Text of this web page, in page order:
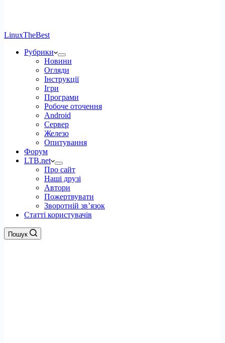
LinuxTheBest
Рубрики
Новини
Огляди
Інструкції
Ігри
Програми
Робоче оточення
Android
Сервер
Железо
Опитування
Форум
LTB.net
Про сайт
Наші друзі
Автори
Пожертвувати
Зворотній зв’язок
Статті користувачів
Пошук